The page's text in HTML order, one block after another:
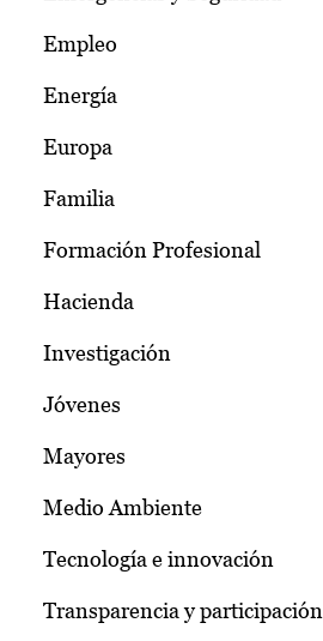
Empleo
Energía
Europa
Familia
Formación Profesional
Hacienda
Investigación
Jóvenes
Mayores
Medio Ambiente
Tecnología e innovación
Transparencia y participación